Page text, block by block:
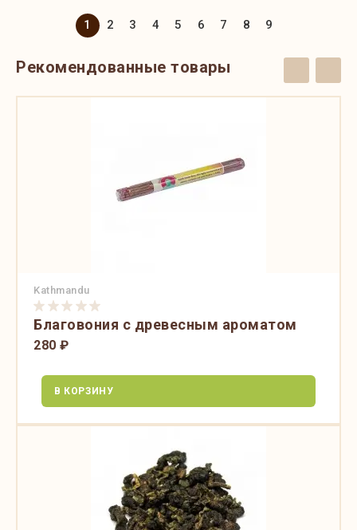
1 2 3 4 5 6 7 8 9
Рекомендованные товары
Kathmandu
Благовония с древесным ароматом
280 ₽
В КОРЗИНУ